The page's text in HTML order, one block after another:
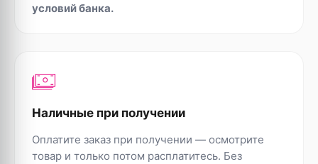
условий банка.
Наличные при получении
Оплатите заказ при получении — осмотрите
товар и только потом расплатитесь. Без